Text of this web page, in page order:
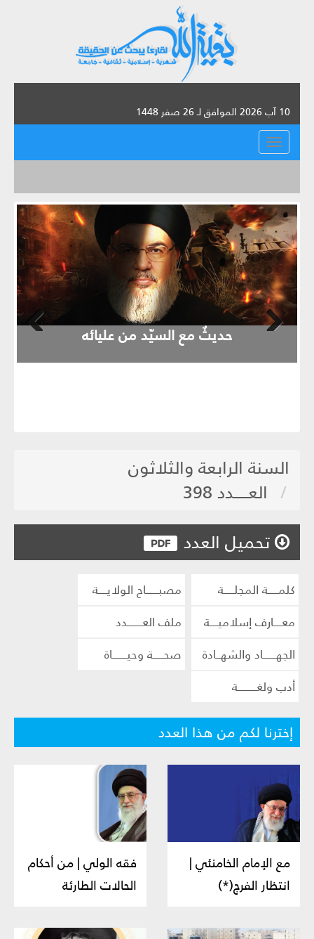
10 آب 2026 الموافق لـ 26 صفر 1448
القائمة
حديثٌ مع السيّد من عليائه
Next
السنة الرابعة والثلاثون
العـــــدد 398
تحميل العدد
كلمـــــة المجلـــــة
مصبــــــاح الولايــــة
معــــارف إسلاميــــة
ملف العـــــــدد
الجهــــــاد والشهــادة
صحـــــة وحيـــــــاة
أدب ولغـــــــــة
إخترنا لكم من هذا العدد
مع الإمام الخامنئي |
انتظار الفرج(*)
فقه الولي | من أحكام
الحالات الطارئة